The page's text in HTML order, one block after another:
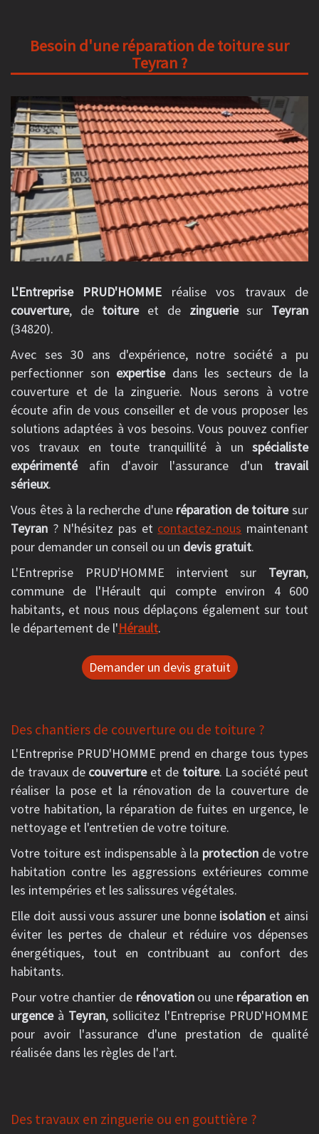
Besoin d'une réparation de toiture sur
Teyran ?
L'Entreprise PRUD'HOMME réalise vos travaux de
couverture, de toitureet de zingueriesur Teyran
(34820).
Avec ses 30 ans d'expérience, notre société a pu
perfectionner son expertisedans les secteurs de la
couverture et de la zinguerie. Nous serons à votre
écoute afin de vous conseiller et de vous proposer les
solutions adaptées à vos besoins. Vous pouvez confier
vos travaux en toute tranquillité à un spécialiste
expérimentéafin d'avoir l'assurance d'un travail
sérieux.
Vous êtes à la recherche d'une réparation de toituresur
Teyran ? N'hésitez pas et contactez-nous maintenant
pour demander un conseil ou un devis gratuit.
L'Entreprise PRUD'HOMME intervient sur Teyran,
commune de l'Hérault qui compte environ 4 600
habitants, et nous nous déplaçons également sur tout
le département de l'Hérault.
Demander un devis gratuit
Des chantiers de couverture ou de toiture ?
L'Entreprise PRUD'HOMME prend en charge tous types
de travaux de couvertureet de toiture. La société peut
réaliser la pose et la rénovation de la couverture de
votre habitation, la réparation de fuites en urgence, le
nettoyage et l'entretien de votre toiture.
Votre toiture est indispensable à la protection de votre
habitation contre les aggressions extérieures comme
les intempéries et les salissures végétales.
Elle doit aussi vous assurer une bonne isolation et ainsi
éviter les pertes de chaleur et réduire vos dépenses
énergétiques, tout en contribuant au confort des
habitants.
Pour votre chantier de rénovationou une réparation en
urgenceà Teyran, sollicitez l'Entreprise PRUD'HOMME
pour avoir l'assurance d'une prestation de qualité
réalisée dans les règles de l'art.
Des travaux en zinguerie ou en gouttière ?